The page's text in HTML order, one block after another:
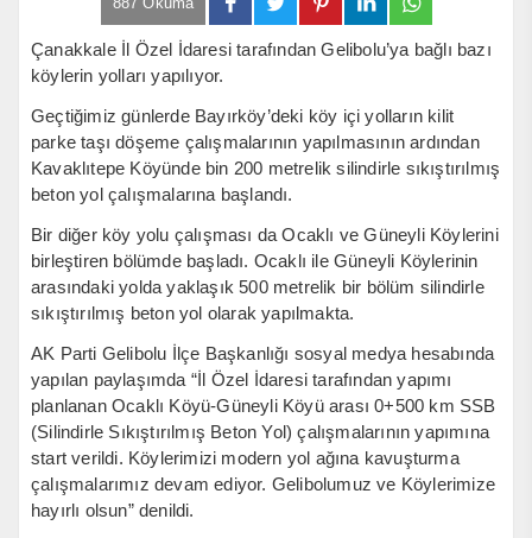
Çanakkale İl Özel İdaresi tarafından Gelibolu’ya bağlı bazı
köylerin yolları yapılıyor.
Geçtiğimiz günlerde Bayırköy’deki köy içi yolların kilit
parke taşı döşeme çalışmalarının yapılmasının ardından
Kavaklıtepe Köyünde bin 200 metrelik silindirle sıkıştırılmış
beton yol çalışmalarına başlandı.
Bir diğer köy yolu çalışması da Ocaklı ve Güneyli Köylerini
birleştiren bölümde başladı. Ocaklı ile Güneyli Köylerinin
arasındaki yolda yaklaşık 500 metrelik bir bölüm silindirle
sıkıştırılmış beton yol olarak yapılmakta.
AK Parti Gelibolu İlçe Başkanlığı sosyal medya hesabında
yapılan paylaşımda “İl Özel İdaresi tarafından yapımı
planlanan Ocaklı Köyü-Güneyli Köyü arası 0+500 km SSB
(Silindirle Sıkıştırılmış Beton Yol) çalışmalarının yapımına
start verildi. Köylerimizi modern yol ağına kavuşturma
çalışmalarımız devam ediyor. Gelibolumuz ve Köylerimize
hayırlı olsun” denildi.